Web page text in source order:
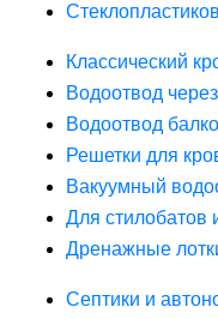
Классический
Водоотвод
Водоотвод
Решетки для
Вакуумный
Для стилобатов
Дренажные
Септики и